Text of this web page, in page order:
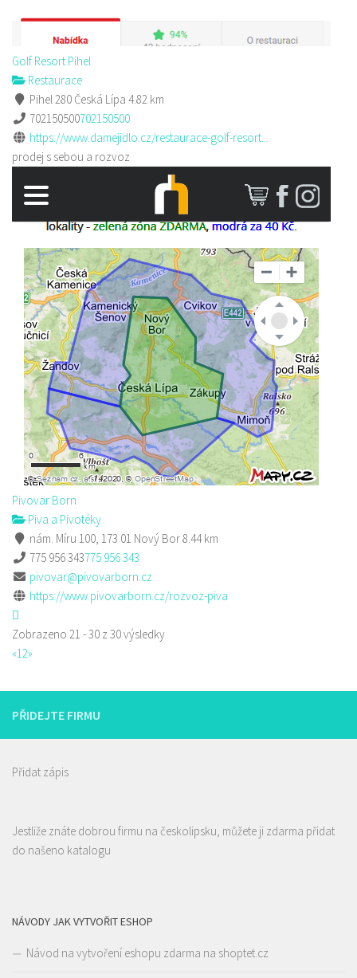
Golf Resort Pihel
Restaurace
Pihel 280 Česká Lípa 4.82 km
702150500702150500
https://www.damejidlo.cz/restaurace-golf-resort...
prodej s sebou a rozvoz
Pivovar Born
Piva a Pivotéky
nám. Míru 100, 173 01 Nový Bor8.44 km
775 956 343775 956 343
pivovar@pivovarborn.cz
https://www.pivovarborn.cz/rozvoz-piva
Zobrazeno 21 - 30 z 30 výsledky
«12»
PŘIDEJTE FIRMU
Přidat zápis
Jestliže znáte dobrou firmu na českolipsku, můžete ji zdarma přidat
do našeno katalogu
NÁVODY JAK VYTVOŘIT ESHOP
Návod na vytvoření eshopu zdarma na shoptet.cz